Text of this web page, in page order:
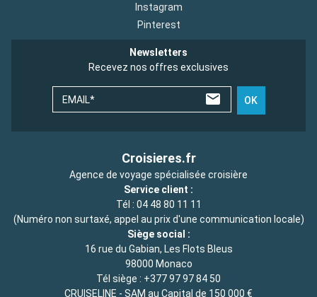
Instagram
Pinterest
Newsletters
Recevez nos offres exclusives
EMAIL* OK
Croisieres.fr
Agence de voyage spécialisée croisière
Service client :
Tél : 04 48 80 11 11
(Numéro non surtaxé, appel au prix d'une communication locale)
Siège social :
16 rue du Gabian, Les Flots Bleus
98000 Monaco
Tél siège : +377 97 97 84 50
CRUISELINE - SAM au Capital de 150 000 €